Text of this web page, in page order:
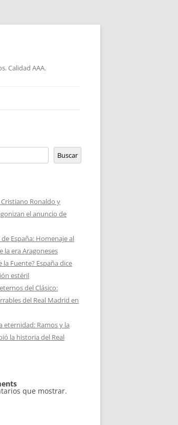
Calidad AAA.
Buscar
Ronaldo y
el anuncio de
España: Homenaje al
la era Aragoneses
la Fuente? España dice
estéril
del Clásico:
del Real Madrid en
eternidad: Ramos y la
la historia del Real
que mostrar.